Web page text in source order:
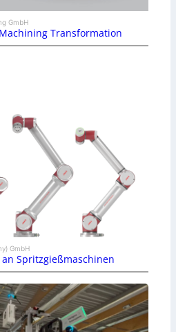
GmbH
Transformation
GmbH
Spritzgießmaschinen